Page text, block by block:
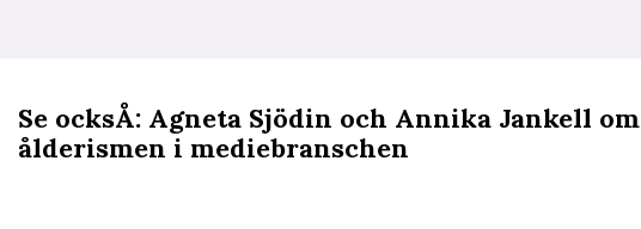
Se ocksÅ: Agneta Sjödin och Annika Jankell om
ålderismen i mediebranschen